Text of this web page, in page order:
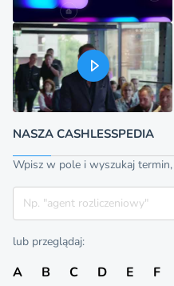
NASZA CASHLESSPEDIA
Wpisz w pole i wyszukaj
Szukaj
lub przeglądaj:
A B C D E F